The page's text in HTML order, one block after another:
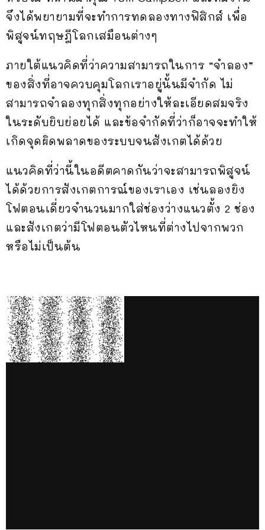
จึงได้พยายามที่จะทำการทดลองทางฟิสิกส์ เพื่อ
พิสูจน์ทฤษฎีโลกเสมือนต่างๆ
ภายใต้แนวคิดที่ว่าความสามารถในการ “จำลอง”
ของสิ่งที่อาจควบคุมโลกเราอยู่นั้นมีจำกัด ไม่
สามารถจำลองทุกสิ่งทุกอย่างให้ละเอียดสมจริง
ในระดับยิบย่อยได้ และข้อจำกัดที่ว่าก็อาจจะทำให้
เกิดจุดผิดพลาดของระบบจนสังเกตได้ด้วย
แนวคิดที่ว่านี้ในอดีตคาดกันว่าจะสามารถพิสูจน์
ได้ด้วยการสังเกตการณ์ของเราเอง เช่นลองยิง
โฟตอนเดี่ยวจำนวนมากใส่ช่องว่างแนวตั้ง 2 ช่อง
และสังเกตว่ามีโฟตอนตัวไหนที่ต่างไปจากพวก
หรือไม่เป็นต้น